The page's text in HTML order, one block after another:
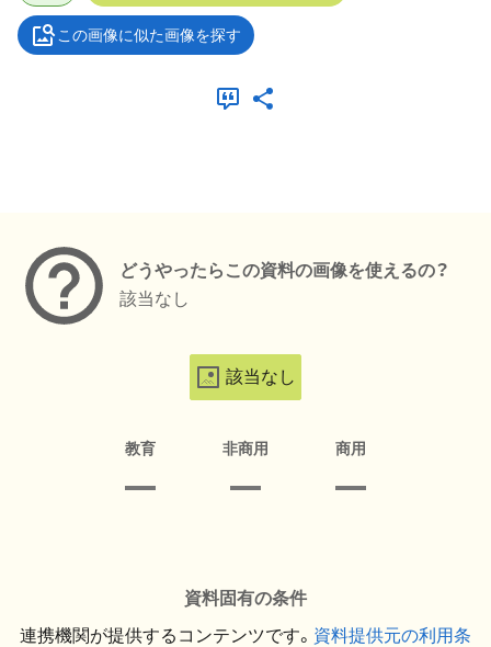
この画像に似た画像を探す
どうやったらこの資料の画像を使えるの？
該当なし
該当なし
教育 非商用 商用
資料固有の条件
連携機関が提供するコンテンツです。 資料提供元の利用条